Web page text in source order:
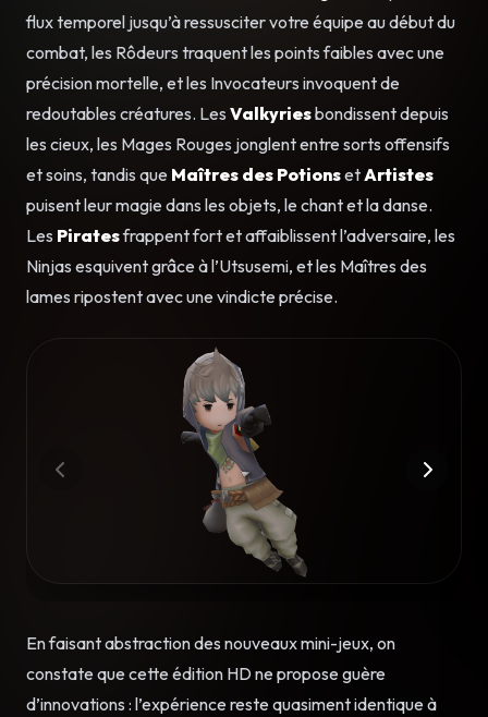
flux temporel jusqu’à ressusciter votre équipe au début du
combat, les Rôdeurs traquent les points faibles avec une
précision mortelle, et les Invocateurs invoquent de
redoutables créatures. Les Valkyriesbondissent depuis
les cieux, les Mages Rouges jonglent entre sorts offensifs
et soins, tandis que Maîtres des PotionsetArtistes
puisent leur magie dans les objets, le chant et la danse.
Les Piratesfrappent fort et affaiblissent l’adversaire, les
Ninjas esquivent grâce à l’Utsusemi, et les Maîtres des
lames ripostent avec une vindicte précise.
En faisant abstraction des nouveaux mini-jeux, on
constate que cette édition HD ne propose guère
d’innovations : l’expérience reste quasiment identique à